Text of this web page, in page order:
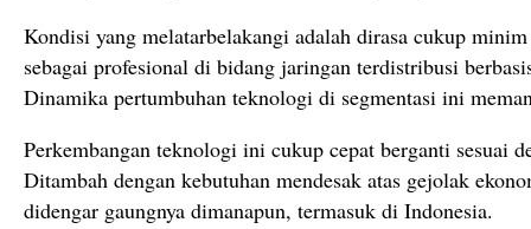
Kondisi yang melatarbelakangi adalah dirasa cukup
sebagai profesional di bidang jaringan terdistribusi
Dinamika pertumbuhan teknologi di segmentasi ini
Perkembangan teknologi ini cukup cepat berganti sesuai
Ditambah dengan kebutuhan mendesak atas gejolak
didengar gaungnya dimanapun, termasuk di Indonesia.